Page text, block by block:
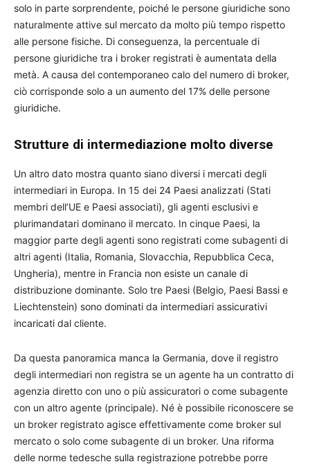
solo in parte sorprendente, poiché le persone giuridiche sono
naturalmente attive sul mercato da molto più tempo rispetto
alle persone fisiche. Di conseguenza, la percentuale di
persone giuridiche tra i broker registrati è aumentata della
metà. A causa del contemporaneo calo del numero di broker,
ciò corrisponde solo a un aumento del 17% delle persone
giuridiche.
Strutture di intermediazione molto diverse
Un altro dato mostra quanto siano diversi i mercati degli
intermediari in Europa. In 15 dei 24 Paesi analizzati (Stati
membri dell’UE e Paesi associati), gli agenti esclusivi e
plurimandatari dominano il mercato. In cinque Paesi, la
maggior parte degli agenti sono registrati come subagenti di
altri agenti (Italia, Romania, Slovacchia, Repubblica Ceca,
Ungheria), mentre in Francia non esiste un canale di
distribuzione dominante. Solo tre Paesi (Belgio, Paesi Bassi e
Liechtenstein) sono dominati da intermediari assicurativi
incaricati dal cliente.
Da questa panoramica manca la Germania, dove il registro
degli intermediari non registra se un agente ha un contratto di
agenzia diretto con uno o più assicuratori o come subagente
con un altro agente (principale). Né è possibile riconoscere se
un broker registrato agisce effettivamente come broker sul
mercato o solo come subagente di un broker. Una riforma
delle norme tedesche sulla registrazione potrebbe porre